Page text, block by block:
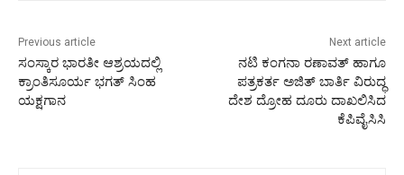
Previous article
ಸಂಸ್ಕಾರ ಭಾರತೀ ಆಶ್ರಯದಲ್ಲಿ
ಕ್ರಾಂತಿಸೂರ್ಯ ಭಗತ್ ಸಿಂಹ
ಯಕ್ಷಗಾನ
Next article
ನಟಿ ಕಂಗನಾ ರಣಾವತ್ ಹಾಗೂ
ಪತ್ರಕರ್ತ ಅಜಿತ್ ಬಾರ್ತಿ ವಿರುದ್ಧ
ದೇಶ ದ್ರೋಹ ದೂರು ದಾಖಲಿಸಿದ
ಕೆಪಿವೈಸಿಸಿ